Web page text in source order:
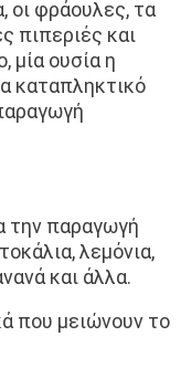
οι φράουλες, τα
πιπεριές και
μία ουσία η
καταπληκτικό
την παραγωγή
λεμόνια,
και άλλα.
που μειώνουν το